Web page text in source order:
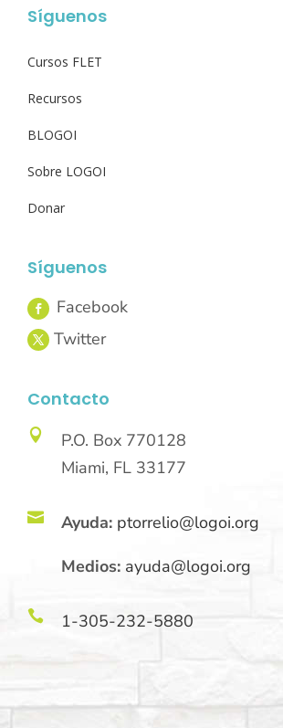
Síguenos
Cursos FLET
Recursos
BLOGOI
Sobre LOGOI
Donar
Síguenos
Contacto

P.O. Box 770128
Miami, FL 33177
 Ayuda: ptorrelio@logoi.org
Medios: ayuda@logoi.org
 1-305-232-5880